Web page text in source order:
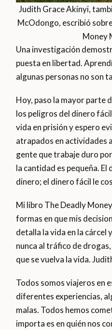
Judith Grace Akinyi,
McOdongo, escribió
Money
Una investigación
puesta en libertad.
algunas personas no son
Hoy, paso la mayor parte
los peligros del dinero
vida en prisión y espero
atrapados en actividades
gente que trabaje duro
la cantidad es pequeña. El
dinero; el dinero fácil le
Mi libro The Deadly
formas en que mis
detalla la vida en la cárcel
nunca al tráfico de
que se vuelva la vida.
Todos somos viajeros en
diferentes experiencias,
malas. Todos hemos
importa es en quién nos